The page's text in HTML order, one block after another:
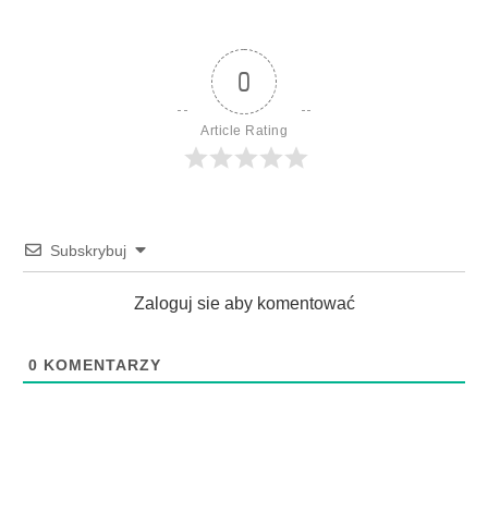
0
Article Rating
Subskrybuj
Zaloguj sie aby komentować
0 KOMENTARZY